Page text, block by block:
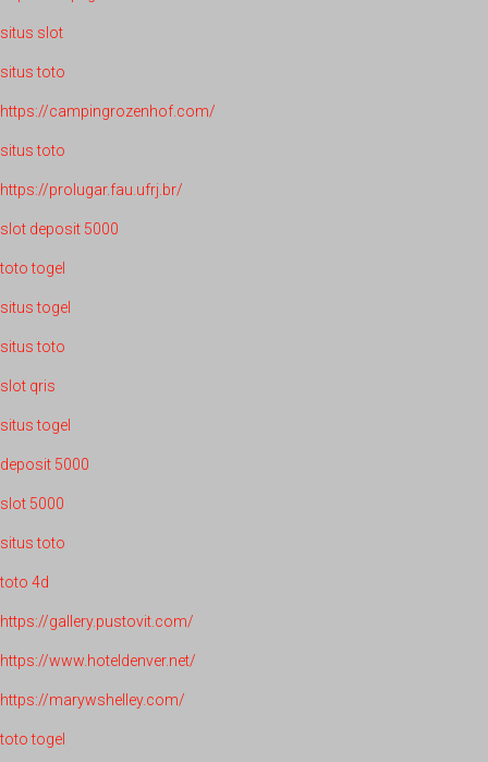
situs slot
situs toto
https://campingrozenhof.com/
situs toto
https://prolugar.fau.ufrj.br/
slot deposit 5000
toto togel
situs togel
situs toto
slot qris
situs togel
deposit 5000
slot 5000
situs toto
toto 4d
https://gallery.pustovit.com/
https://www.hoteldenver.net/
https://marywshelley.com/
toto togel